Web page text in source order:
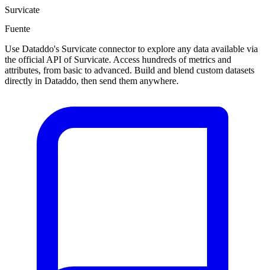
Survicate
Fuente
Use Dataddo's Survicate connector to explore any data available via
the official API of Survicate. Access hundreds of metrics and
attributes, from basic to advanced. Build and blend custom datasets
directly in Dataddo, then send them anywhere.